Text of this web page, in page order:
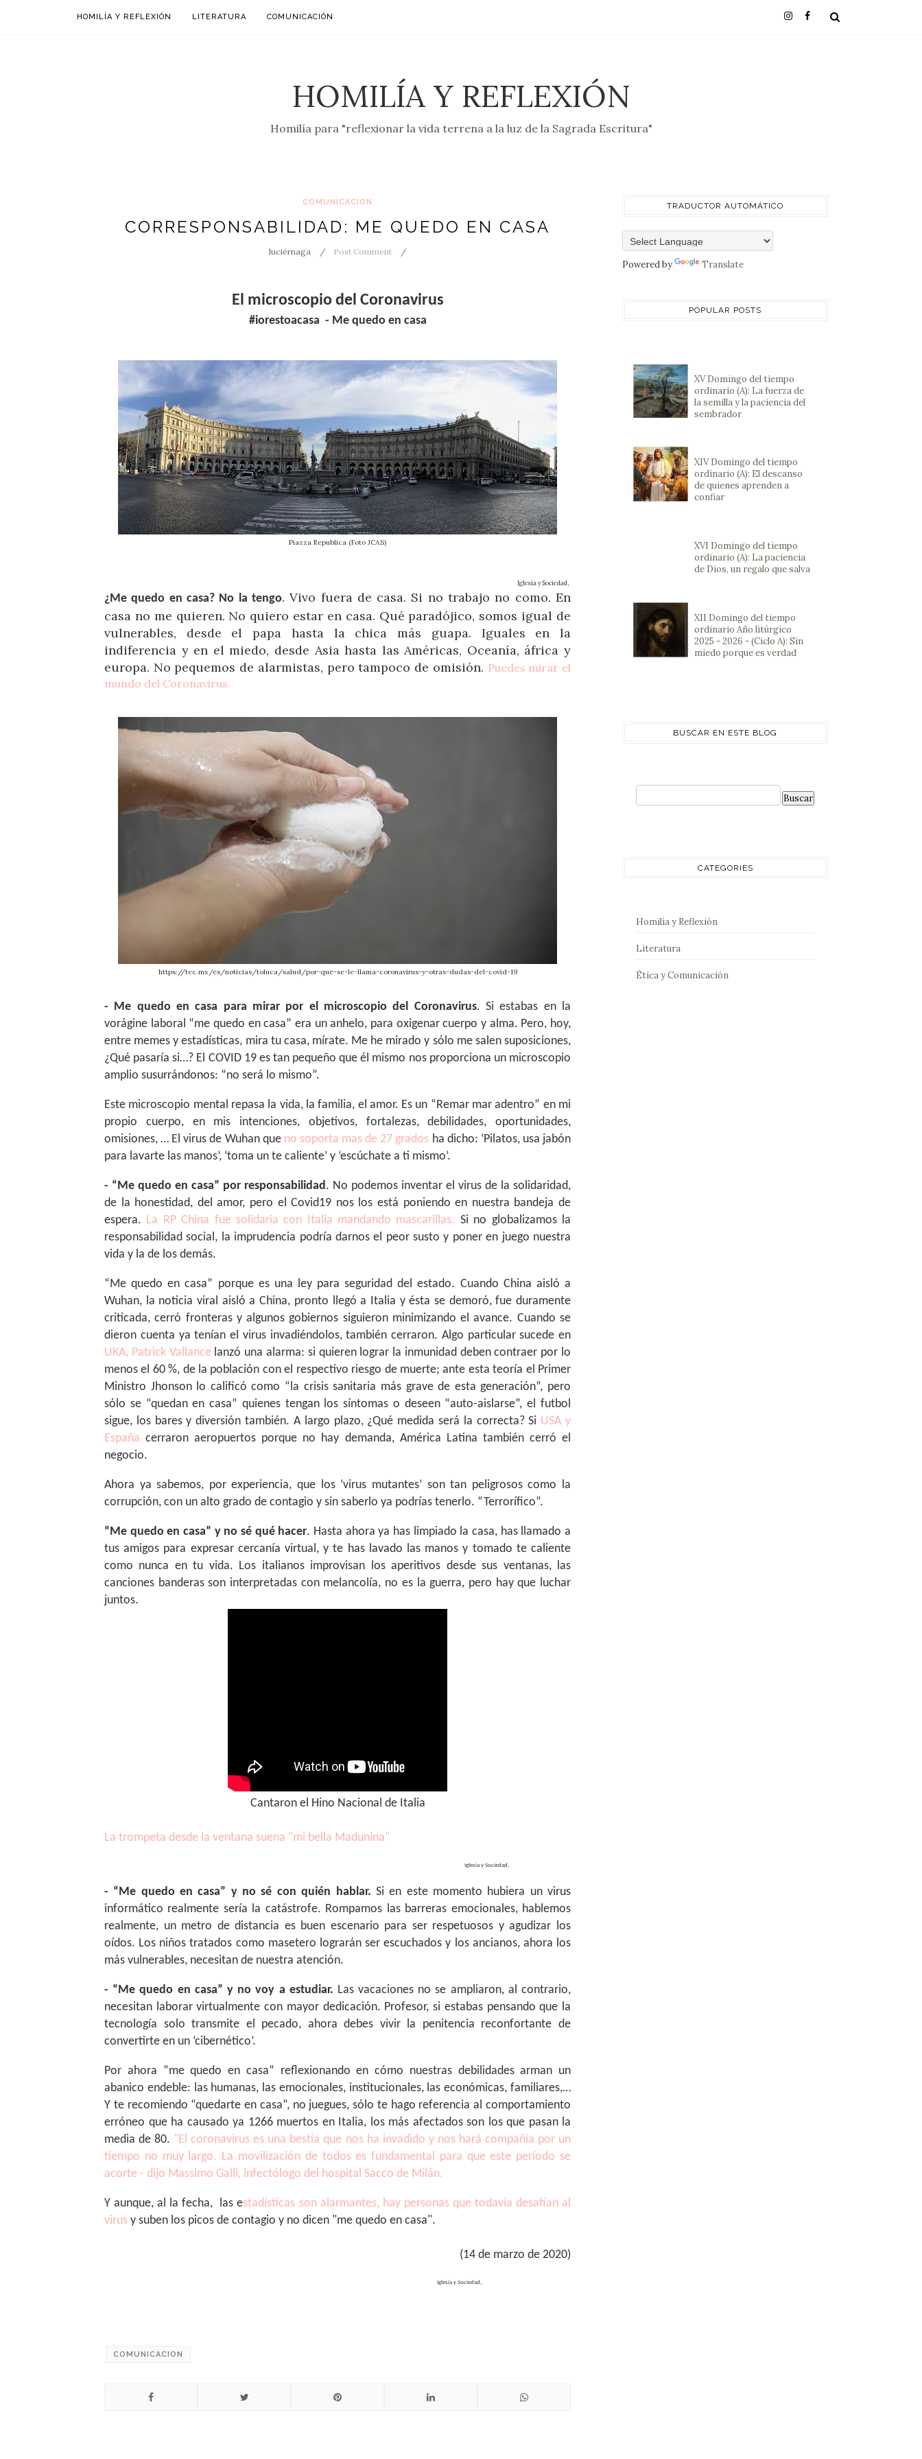
HOMILÍA Y REFLEXIÓN
Homilía para "reflexionar la vida terrena a la luz de la Sagrada Escritura"
HOMILÍA Y REFLEXIÓN LITERATURA COMUNICACIÓN
COMUNICACION
CORRESPONSABILIDAD: ME QUEDO EN CASA
luciérnaga Post Comment
El microscopio del Coronavirus
#iorestoacasa - Me quedo en casa
Piazza Republica (Foto JCAS)
Iglesia y Sociedad,
¿Me quedo en casa? No la tengo. Vivo fuera de casa. Si no trabajo no como. En
casa no me quieren. No quiero estar en casa. Qué paradójico, somos igual de
vulnerables, desde el papa hasta la chica más guapa. Iguales en la
indiferencia y en el miedo, desde Asia hasta las Américas, Oceanía, áfrica y
europa. No pequemos de alarmistas, pero tampoco de omisión. Puedes mirar el
mundo del Coronavirus.
https://tec.mx/es/noticias/toluca/salud/por-que-se-le-llama-coronavirus-y-otras-dudas-del-covid-19
- Me quedo en casa para mirar por el microscopio del Coronavirus. Si estabas en la
vorágine laboral “me quedo en casa” era un anhelo, para oxigenar cuerpo y alma. Pero, hoy,
entre memes y estadísticas, mira tu casa, mírate. Me he mirado y sólo me salen suposiciones,
¿Qué pasaría si…? El COVID 19 es tan pequeño que él mismo nos proporciona un microscopio
amplio susurrándonos: “no será lo mismo”.
Este microscopio mental repasa la vida, la familia, el amor. Es un “Remar mar adentro” en mi
propio cuerpo, en mis intenciones, objetivos, fortalezas, debilidades, oportunidades,
omisiones, … El virus de Wuhan que no soporta mas de 27 grados ha dicho: ‘Pilatos, usa jabón
para lavarte las manos’, ‘toma un te caliente’ y ‘escúchate a ti mismo’.
- “Me quedo en casa” por responsabilidad. No podemos inventar el virus de la solidaridad,
de la honestidad, del amor, pero el Covid19 nos los está poniendo en nuestra bandeja de
espera. La RP China fue solidaria con Italia mandando mascarillas. Si no globalizamos la
responsabilidad social, la imprudencia podría darnos el peor susto y poner en juego nuestra
vida y la de los demás.
“Me quedo en casa” porque es una ley para seguridad del estado. Cuando China aisló a
Wuhan, la noticia viral aisló a China, pronto llegó a Italia y ésta se demoró, fue duramente
criticada, cerró fronteras y algunos gobiernos siguieron minimizando el avance. Cuando se
dieron cuenta ya tenían el virus invadiéndolos, también cerraron. Algo particular sucede en
UKA, Patrick Vallance lanzó una alarma: si quieren lograr la inmunidad deben contraer por lo
menos el 60 %, de la población con el respectivo riesgo de muerte; ante esta teoría el Primer
Ministro Jhonson lo calificó como “la crisis sanitaria más grave de esta generación”, pero
sólo se “quedan en casa” quienes tengan los síntomas o deseen “auto-aislarse”, el futbol
sigue, los bares y diversión también. A largo plazo, ¿Qué medida será la correcta? Si USA y
España cerraron aeropuertos porque no hay demanda, América Latina también cerró el
negocio.
Ahora ya sabemos, por experiencia, que los ‘virus mutantes’ son tan peligrosos como la
corrupción, con un alto grado de contagio y sin saberlo ya podrías tenerlo. “Terrorífico”.
“Me quedo en casa” y no sé qué hacer. Hasta ahora ya has limpiado la casa, has llamado a
tus amigos para expresar cercanía virtual, y te has lavado las manos y tomado te caliente
como nunca en tu vida. Los italianos improvisan los aperitivos desde sus ventanas, las
canciones banderas son interpretadas con melancolía, no es la guerra, pero hay que luchar
juntos.
Cantaron el Hino Nacional de Italia
La trompeta desde la ventana suena "mi bella Madunina"
Iglesia y Sociedad,
- “Me quedo en casa” y no sé con quién hablar. Si en este momento hubiera un virus
informático realmente sería la catástrofe. Rompamos las barreras emocionales, hablemos
realmente, un metro de distancia es buen escenario para ser respetuosos y agudizar los
oídos. Los niños tratados como masetero lograrán ser escuchados y los ancianos, ahora los
más vulnerables, necesitan de nuestra atención.
- “Me quedo en casa” y no voy a estudiar. Las vacaciones no se ampliaron, al contrario,
necesitan laborar virtualmente con mayor dedicación. Profesor, si estabas pensando que la
tecnología solo transmite el pecado, ahora debes vivir la penitencia reconfortante de
convertirte en un ‘cibernético’.
Por ahora “me quedo en casa” reflexionando en cómo nuestras debilidades arman un
abanico endeble: las humanas, las emocionales, institucionales, las económicas, familiares,…
Y te recomiendo “quedarte en casa”, no juegues, sólo te hago referencia al comportamiento
erróneo que ha causado ya 1266 muertos en Italia, los más afectados son los que pasan la
media de 80. "El coronavirus es una bestia que nos ha invadido y nos hará compañía por un
tiempo no muy largo. La movilización de todos es fundamental para que este período se
acorte - dijo Massimo Galli, infectólogo del hospital Sacco de Milán.
Y aunque, al la fecha, las estadísticas son alarmantes, hay personas que todavía desafían al
virus y suben los picos de contagio y no dicen "me quedo en casa".
(14 de marzo de 2020)
Iglesia y Sociedad,
COMUNICACION
TRADUCTOR AUTOMÁTICO
Powered by Translate
POPULAR POSTS
XV Domingo del tiempo
ordinario (A): La fuerza de
la semilla y la paciencia del
sembrador
XIV Domingo del tiempo
ordinario (A): El descanso
de quienes aprenden a
confiar
XVI Domingo del tiempo
ordinario (A): La paciencia
de Dios, un regalo que salva
XII Domingo del tiempo
ordinario Año litúrgico
2025 - 2026 - (Ciclo A): Sin
miedo porque es verdad
BUSCAR EN ESTE BLOG
CATEGORIES
Homilía y Reflexión
Literatura
Ética y Comunicación